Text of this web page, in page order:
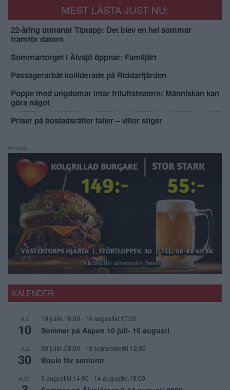
MEST LÄSTA JUST NU:
22-åring utmanar Tiptapp: Det blev en hel sommar
framför datorn
Sommartorget i Älvsjö öppnar: Familjärt
Passagerarbåt kolliderade på Riddarfjärden
Poppe med ungdomar intar friluftsteatern: Människan kan
göra något
Priser på bostadsrätter faller – villor stiger
Annons:
KALENDER
JUL
10
10 julikl.16:00 - 10 augustikl.17:00
Sommar på Aspen 10 juli- 10 augusti
JUL
30
30 julikl.08:00 - 10 septemberkl.12:00
Boule för seniorer
AUG 3 augustikl.14:00 - 14 augustikl.18:00